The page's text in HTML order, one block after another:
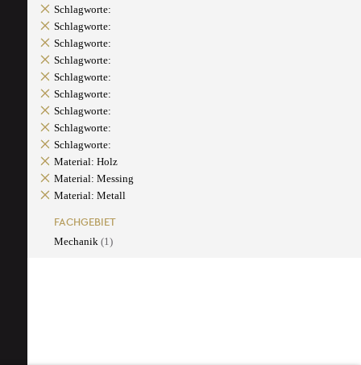
Schlagworte:
Schlagworte:
Schlagworte:
Schlagworte:
Schlagworte:
Schlagworte:
Schlagworte:
Schlagworte:
Schlagworte:
Material: Holz
Material: Messing
Material: Metall
FACHGEBIET
Mechanik (1)